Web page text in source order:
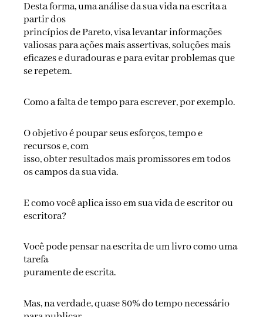
Desta forma, uma análise da sua vida na escrita a
partir dos
princípios de Pareto, visa levantar informações
valiosas para ações mais assertivas, soluções mais
eficazes e duradouras e para evitar problemas que
se repetem.
Como a falta de tempo para escrever, por exemplo.
O objetivo é poupar seus esforços, tempo e
recursos e, com
isso, obter resultados mais promissores em todos
os campos da sua vida.
E como você aplica isso em sua vida de escritor ou
escritora?
Você pode pensar na escrita de um livro como uma
tarefa
puramente de escrita.
Mas, na verdade, quase 80% do tempo necessário